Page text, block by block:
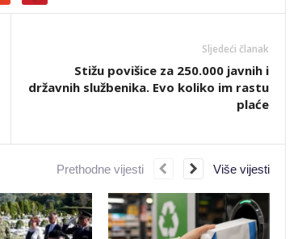
Sljedeći članak
Stižu povišice za 250.000 javnih i
državnih službenika. Evo koliko im rastu
plaće
Prethodne vijesti Više vijesti